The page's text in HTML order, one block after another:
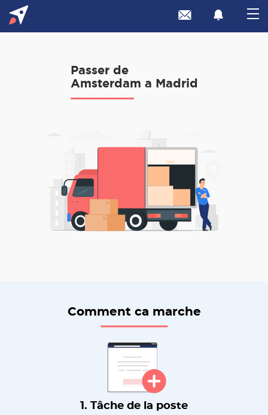
Passer de
Amsterdam a Madrid
Comment ca marche
1. Tâche de la poste